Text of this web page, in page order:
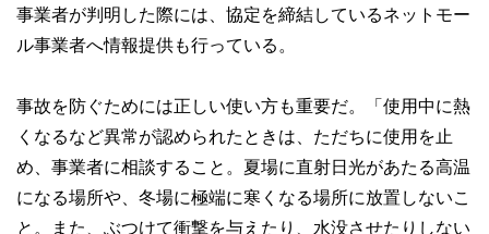
事業者が判明した際には、協定を締結しているネットモー
ル事業者へ情報提供も行っている。
事故を防ぐためには正しい使い方も重要だ。「使用中に熱
くなるなど異常が認められたときは、ただちに使用を止
め、事業者に相談すること。夏場に直射日光があたる高温
になる場所や、冬場に極端に寒くなる場所に放置しないこ
と。また、ぶつけて衝撃を与えたり、水没させたりしない